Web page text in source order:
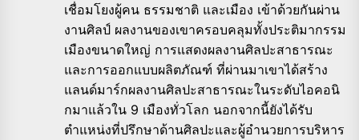
เชื่อมโยงผู้คน ธรรมชาติ และเมือง เข้าด้วยกันผ่าน
งานศิลป์ ผลงานของเขาครอบคลุมทั้งประติมากรรม
เมืองขนาดใหญ่ การแสดงผลงานศิลปะสาธารณะ
และการออกแบบผลิตภัณฑ์ ที่ผ่านมาเขาได้สร้าง
แลนด์มาร์กผลงานศิลปะสาธารณะในระดับไอคอนิ
กมาแล้วใน 9 เมืองทั่วโลก นอกจากนี้ยังได้รับ
ตำแหน่งที่ปรึกษาด้านศิลปะและผู้อำนวยการบริหาร